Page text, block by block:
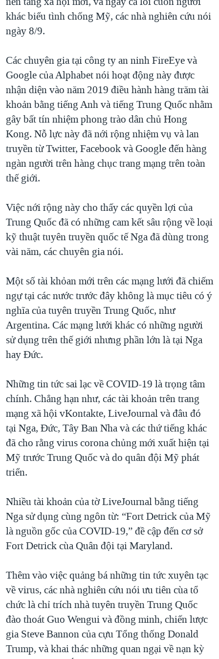
QUAN HỆ VIỆT MỸ
khác biểu tình chống Mỹ, các nhà nghiên cứu nói
ngày 8/9.
Các chuyên gia tại công ty an ninh FireEye và
Google của Alphabet nói hoạt động này được
nhận diện vào năm 2019 điều hành hàng trăm tài
khoản bằng tiếng Anh và tiếng Trung Quốc nhằm
gây bất tín nhiệm phong trào dân chủ Hong
Kong. Nỗ lực này đã nới rộng nhiệm vụ và lan
truyền từ Twitter, Facebook và Google đến hàng
ngàn người trên hàng chục trang mạng trên toàn
thế giới.
Việc nới rộng này cho thấy các quyền lợi của
Trung Quốc đã có những cam kết sâu rộng về loại
kỹ thuật tuyên truyền quốc tế Nga đã dùng trong
vài năm, các chuyên gia nói.
Một số tài khỏan mới trên các mạng lưới đã chiếm
ngự tại các nước trước đây không là mục tiêu có ý
nghĩa của tuyên truyền Trung Quốc, như
Argentina. Các mạng lưới khác có những người
sử dụng trên thế giới nhưng phần lớn là tại Nga
hay Đức.
Những tin tức sai lạc về COVID-19 là trọng tâm
chính. Chẳng hạn như, các tài khoản trên trang
mạng xã hội vKontakte, LiveJournal và đâu đó
tại Nga, Đức, Tây Ban Nha và các thứ tiếng khác
đã cho rằng virus corona chủng mới xuất hiện tại
Mỹ trước Trung Quốc và do quân đội Mỹ phát
triển.
Nhiều tài khoản của tờ LiveJournal bằng tiếng
Nga sử dụng cùng ngôn từ: “Fort Detrick của Mỹ
là nguồn gốc của COVID-19,” đề cập đến cơ sở
Fort Detrick cùa Quân đội tại Maryland.
Thêm vào việc quảng bá những tin tức xuyên tạc
về virus, các nhà nghiên cứu nói ưu tiên cùa tổ
chức là chỉ trích nhà tuyên truyền Trung Quốc
đào thoát Guo Wengui và đồng minh, chiến lược
gia Steve Bannon của cựu Tổng thống Donald
Trump, và khai thác những quan ngại về nạn kỳ